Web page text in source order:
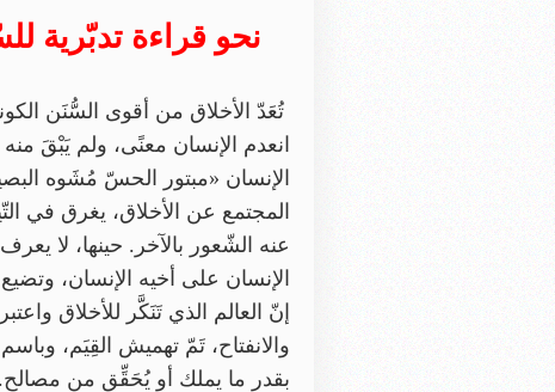
نحو قراءة تدبّرية
تُعَدّ الأخلاق من أقوى السُّنَن
انعدم الإنسان معنًى، ولم يَبْقَ
المجتمع عن الأخلاق، يغرق في
عنه الشّعور بالآخر. حينها، لا
الإنسان على أخيه الإنسان،
إنّ العالم الذي تَنَكَّر للأخلاق
والانفتاح، تَمّ تهميش القِيَم،
بقدر ما يملك أو يُحَقِّق من مصالح.